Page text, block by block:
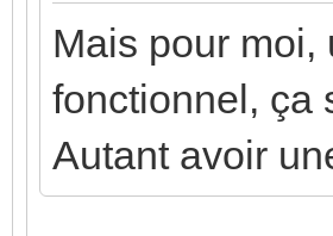
Mais pour moi,
fonctionnel, ça
Autant avoir